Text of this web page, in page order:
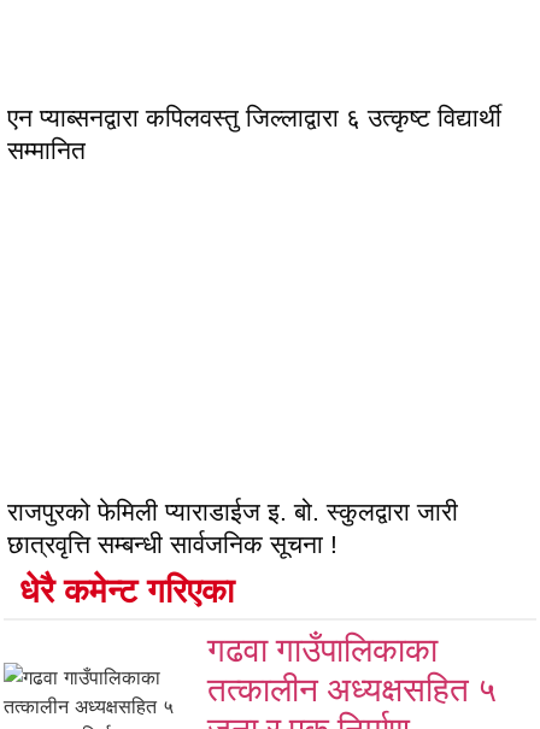
एन प्याब्सनद्वारा कपिलवस्तु जिल्लाद्वारा ६ उत्कृष्ट विद्यार्थी
सम्मानित
राजपुरको फेमिली प्याराडाईज इ. बो. स्कुलद्वारा जारी
छात्रवृत्ति सम्बन्धी सार्वजनिक सूचना !
धेरै कमेन्ट गरिएका
गढवा गाउँपालिकाका
तत्कालीन अध्यक्षसहित ५